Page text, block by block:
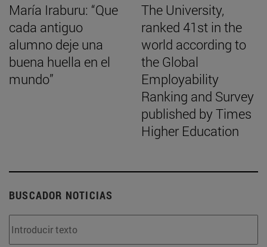
María Iraburu: “Que
cada antiguo
alumno deje una
buena huella en el
mundo”
The University,
ranked 41st in the
world according to
the Global
Employability
Ranking and Survey
published by Times
Higher Education
BUSCADOR NOTICIAS